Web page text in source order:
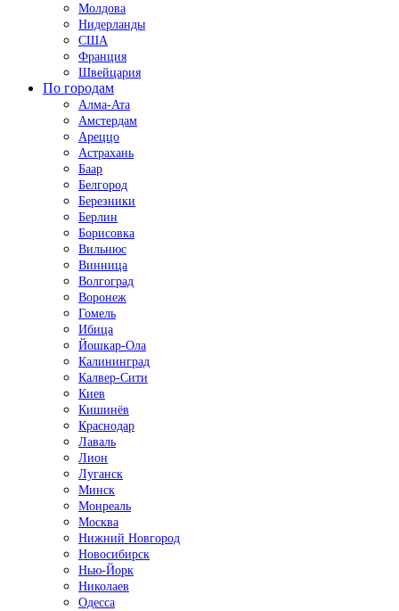
Молдова
Нидерланды
США
Франция
Швейцария
По городам
Алма-Ата
Амстердам
Ареццо
Астрахань
Баар
Белгород
Березники
Берлин
Борисовка
Вильнюс
Винница
Волгоград
Воронеж
Гомель
Ибица
Йошкар-Ола
Калининград
Калвер-Сити
Киев
Кишинёв
Краснодар
Лаваль
Лион
Луганск
Минск
Монреаль
Москва
Нижний Новгород
Новосибирск
Нью-Йорк
Николаев
Одесса